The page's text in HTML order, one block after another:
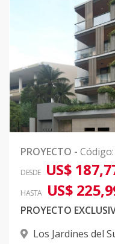
PROYECTO - Código:
DESDE US$
HASTA US$
PROYECTO
Los Jardines del